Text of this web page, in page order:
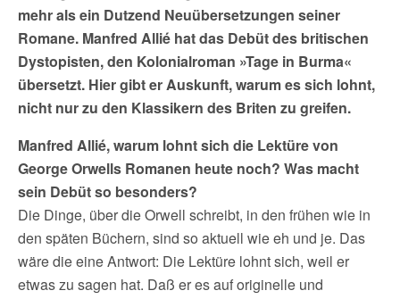
mehr als ein Dutzend Neuübersetzungen seiner
Romane. Manfred Allié hat das Debüt des britischen
Dystopisten, den Kolonialroman »Tage in Burma«
übersetzt. Hier gibt er Auskunft, warum es sich lohnt,
nicht nur zu den Klassikern des Briten zu greifen.
Manfred Allié, warum lohnt sich die Lektüre von
George Orwells Romanen heute noch? Was macht
sein Debüt so besonders?
Die Dinge, über die Orwell schreibt, in den frühen wie in
den späten Büchern, sind so aktuell wie eh und je. Das
wäre die eine Antwort: Die Lektüre lohnt sich, weil er
etwas zu sagen hat. Daß er es auf originelle und